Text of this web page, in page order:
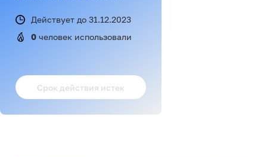
Действует до 31.12.2023
0 человек использовали
Срок действия истек